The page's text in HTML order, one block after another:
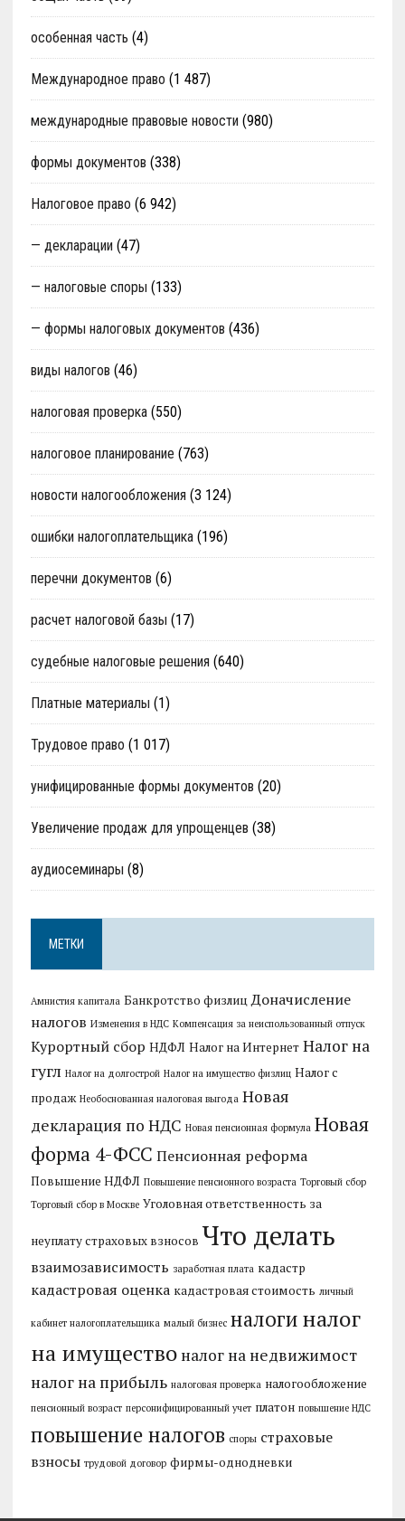
особенная часть (4)
Международное право (1 487)
международные правовые новости (980)
формы документов (338)
Налоговое право (6 942)
— декларации (47)
— налоговые споры (133)
— формы налоговых документов (436)
виды налогов (46)
налоговая проверка(550)
налоговое планирование (763)
новости налогообложения (3 124)
ошибки налогоплательщика(196)
перечни документов (6)
расчет налоговой базы (17)
судебные налоговые решения (640)
Платные материалы (1)
Трудовое право (1 017)
унифицированные формы документов (20)
Увеличение продаж для упрощенцев (38)
аудиосеминары (8)
МЕТКИ
Амнистия капитала Банкротство физлиц Доначисление
налогов Изменения в НДС Компенсация за неиспользованный отпуск
Курортный сбор НДФЛ Налог на Интернет Налог на
гугл Налог на долгострой Налог на имущество физлиц Налог с
продаж Необоснованная налоговая выгода Новая
декларация по НДС Новая пенсионная формула Новая
форма 4-ФСС Пенсионная реформа
Повышение НДФЛ Повышение пенсионного возраста Торговый сбор
Торговый сбор в Москве Уголовная ответственность за
неуплату страховых взносов Что делать
взаимозависимость заработная плата кадастр
кадастровая оценка кадастровая стоимость личный
кабинет налогоплательщика малый бизнес налоги налог
на имущество налог на недвижимост
налог на прибыль налоговая проверка налогообложение
пенсионный возраст персонифицированный учет платон повышение НДС
повышение налогов споры страховые
взносы трудовой договор фирмы-однодневки